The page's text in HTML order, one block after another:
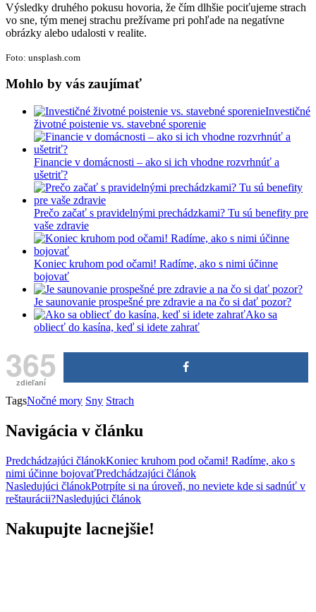
Výsledky druhého pokusu hovoria, že čím dlhšie pociťujeme strach
vo sne, tým menej strachu prežívame pri pohľade na negatívne
obrázky alebo udalosti v realite.
Foto: unsplash.com
Mohlo by vás zaujímať
Investičné
životné poistenie vs. stavebné sporenie
Financie v domácnosti – ako si ich vhodne rozvrhnúť a
ušetriť?
Prečo začať s pravidelnými prechádzkami? Tu sú benefity pre
vaše zdravie
Koniec kruhom pod očami! Radíme, ako s nimi účinne
bojovať
Je saunovanie prospešné pre zdravie a na čo si dať pozor?
Ako sa
obliecť do kasína, keď si idete zahrať
365
zdieľaní
TagsNočné mory Sny Strach
Navigácia v článku
Predchádzajúci článokKoniec kruhom pod očami! Radíme, ako s
nimi účinne bojovaťPredchádzajúci článok
Nasledujúci článokPotrpíte si na úroveň, no neviete kde si sadnúť v
reštaurácii?Nasledujúci článok
Nakupujte lacnejšie!